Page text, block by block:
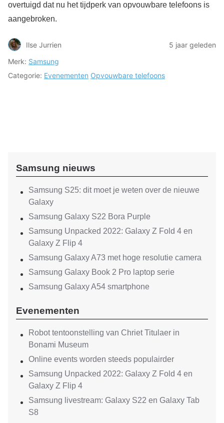
overtuigd dat nu het tijdperk van opvouwbare telefoons is
aangebroken.
Ilse Jurrien
5 jaar geleden
Merk: Samsung
Categorie: Evenementen Opvouwbare telefoons
Samsung nieuws
Samsung S25: dit moet je weten over de nieuwe
Galaxy
Samsung Galaxy S22 Bora Purple
Samsung Unpacked 2022: Galaxy Z Fold 4 en
Galaxy Z Flip 4
Samsung Galaxy A73 met hoge resolutie camera
Samsung Galaxy Book 2 Pro laptop serie
Samsung Galaxy A54 smartphone
Evenementen
Robot tentoonstelling van Chriet Titulaer in
Bonami Museum
Online events worden steeds populairder
Samsung Unpacked 2022: Galaxy Z Fold 4 en
Galaxy Z Flip 4
Samsung livestream: Galaxy S22 en Galaxy Tab
S8